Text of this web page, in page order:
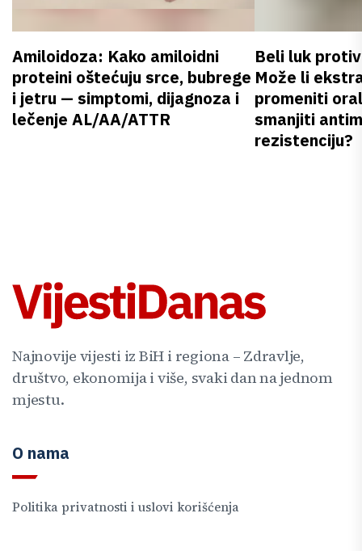
Amiloidoza: Kako amiloidni
proteini oštećuju srce, bubrege
i jetru — simptomi, dijagnoza i
lečenje AL/AA/ATTR
Beli luk
Može li
promeniti
smanjiti
rezistenciju?
Najnovije vijesti iz BiH i regiona – Zdravlje,
društvo, ekonomija i više, svaki dan na jednom
mjestu.
O nama
Politika privatnosti i uslovi korišćenja